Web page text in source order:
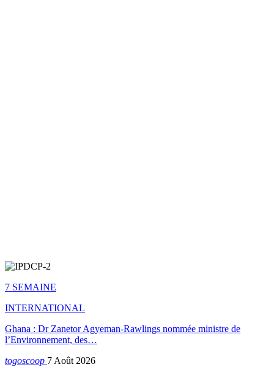
7 SEMAINE
INTERNATIONAL
Ghana : Dr Zanetor Agyeman-Rawlings nommée ministre de
l’Environnement, des…
togoscoop 7 Août 2026